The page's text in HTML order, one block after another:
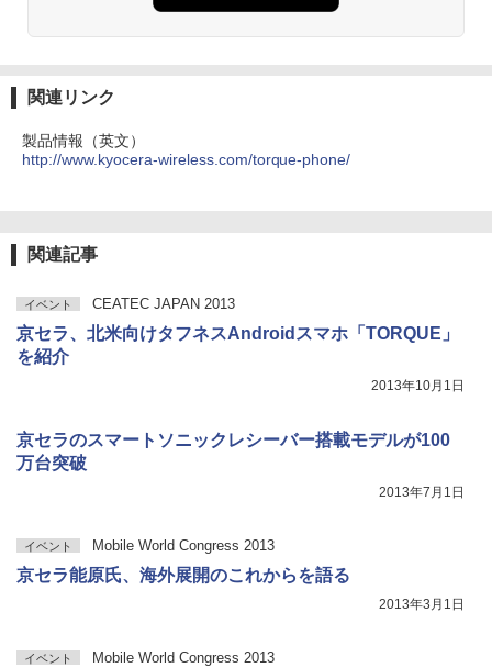
関連リンク
製品情報（英文）
http://www.kyocera-wireless.com/torque-phone/
関連記事
イベント CEATEC JAPAN 2013
京セラ、北米向けタフネスAndroidスマホ「TORQUE」
を紹介
2013年10月1日
京セラのスマートソニックレシーバー搭載モデルが100
万台突破
2013年7月1日
イベント Mobile World Congress 2013
京セラ能原氏、海外展開のこれからを語る
2013年3月1日
イベント Mobile World Congress 2013